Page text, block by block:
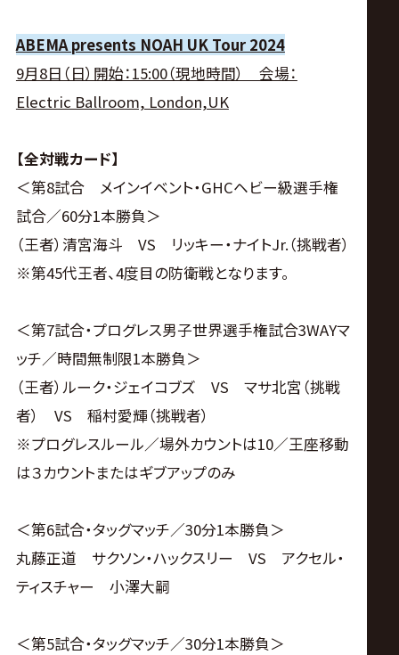
ABEMA presents NOAH UK Tour 2024
9月8日（日）開始：15:00（現地時間） 会場：
Electric Ballroom, London,UK
【全対戦カード】
＜第8試合 メインイベント・GHCヘビー級選手権
試合／60分1本勝負＞
（王者）清宮海斗 VS リッキー・ナイトJr.（挑戦者）
※第45代王者、4度目の防衛戦となります。
＜第7試合・プログレス男子世界選手権試合3WAYマ
ッチ／時間無制限1本勝負＞
（王者）ルーク・ジェイコブズ VS マサ北宮（挑戦
者） VS 稲村愛輝（挑戦者）
※プログレスルール／場外カウントは10／王座移動
は３カウントまたはギブアップのみ
＜第6試合・タッグマッチ／30分1本勝負＞
丸藤正道 サクソン・ハックスリー VS アクセル・
ティスチャー 小澤大嗣
＜第5試合・タッグマッチ／30分1本勝負＞